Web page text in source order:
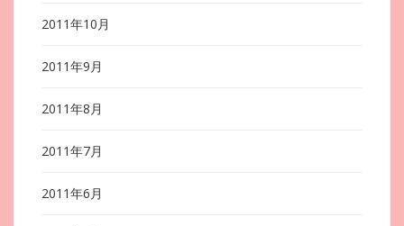
2011年10月
2011年9月
2011年8月
2011年7月
2011年6月